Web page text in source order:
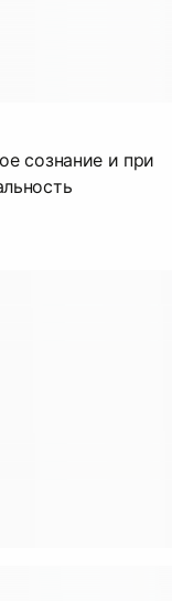
сознание и при